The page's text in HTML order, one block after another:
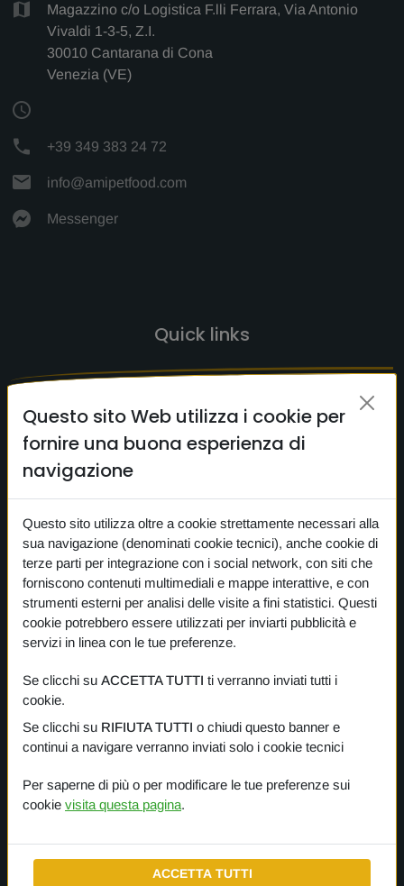
Magazzino c/o Logistica F.lli Ferrara, Via Antonio
Vivaldi 1-3-5, Z.I.
30010 Cantarana di Cona
Venezia (VE)
+39 349 383 24 72
info@amipetfood.com
Messenger
Quick links
NEWS
PRIVACY
COOKIE
I nostri prodotti
One Planet
Small Gestures of Love
Questo sito Web utilizza i cookie per
fornire una buona esperienza di
navigazione
Questo sito utilizza oltre a cookie strettamente necessari alla
sua navigazione (denominati cookie tecnici), anche cookie di
terze parti per integrazione con i social network, con siti che
forniscono contenuti multimediali e mappe interattive, e con
strumenti esterni per analisi delle visite a fini statistici. Questi
cookie potrebbero essere utilizzati per inviarti pubblicità e
servizi in linea con le tue preferenze.
Se clicchi su ACCETTA TUTTI ti verranno inviati tutti i
cookie.
Se clicchi su RIFIUTA TUTTI o chiudi questo banner e
continui a navigare verranno inviati solo i cookie tecnici
Per saperne di più o per modificare le tue preferenze sui
cookie visita questa pagina.
ACCETTA TUTTI